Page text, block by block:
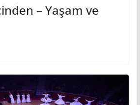
– Yaşam ve